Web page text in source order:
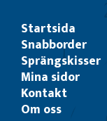
Startsida
Snabborder
Sprängskisser
Mina sidor
Kontakt
Om oss